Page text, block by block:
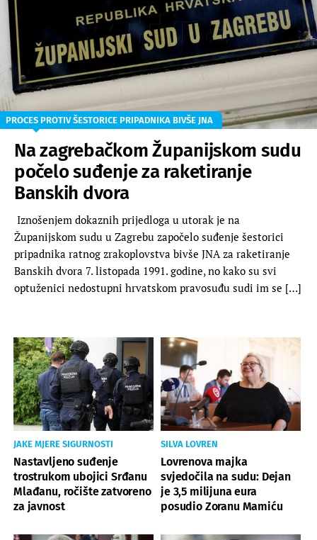
PROCES PROTIV ŠESTORICE PRIPADNIKA BIVŠE JNA
Na zagrebačkom Županijskom sudu
počelo suđenje za raketiranje
Banskih dvora
Iznošenjem dokaznih prijedloga u utorak je na
Županijskom sudu u Zagrebu započelo suđenje šestorici
pripadnika ratnog zrakoplovstva bivše JNA za raketiranje
Banskih dvora 7. listopada 1991. godine, no kako su svi
optuženici nedostupni hrvatskom pravosuđu sudi im se […]
JAKE MJERE SIGURNOSTI
Nastavljeno suđenje
trostrukom ubojici Srđanu
Mlađanu, ročište zatvoreno
za javnost
SILVA LOVREN
Lovrenova majka
svjedočila na sudu: Dejan
je 3,5 milijuna eura
posudio Zoranu Mamiću